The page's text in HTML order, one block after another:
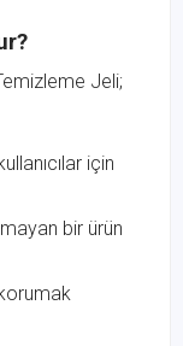
Jeli;
için
bir ürün